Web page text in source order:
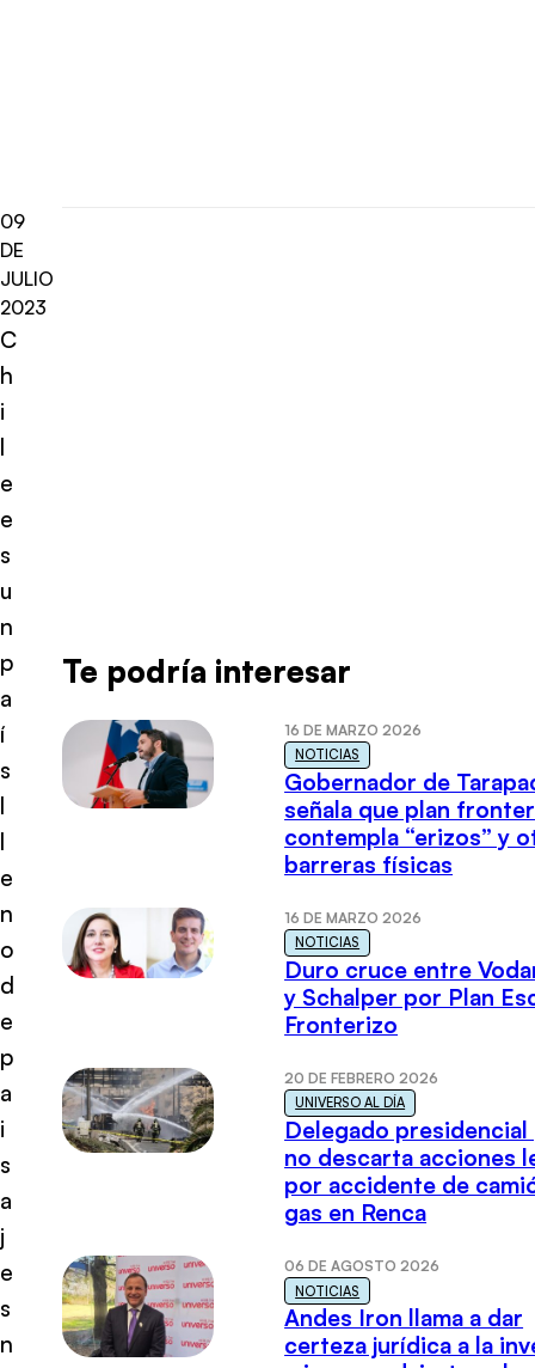
09
DE
JULIO
2023
C
h
i
l
e
e
s
u
n
p
a
í
s
l
l
e
n
o
d
e
p
a
i
s
a
j
e
s
n
Te podría interesar
16 DE MARZO 2026
NOTICIAS
Gobernador de
señala que plan
contempla “erizos” y
barreras físicas
16 DE MARZO 2026
NOTICIAS
Duro cruce entre
y Schalper por Plan
Fronterizo
20 DE FEBRERO 2026
UNIVERSO AL DÍA
Delegado presidencial
no descarta acciones
por accidente de
gas en Renca
06 DE AGOSTO 2026
NOTICIAS
Andes Iron llama a dar
certeza jurídica a la